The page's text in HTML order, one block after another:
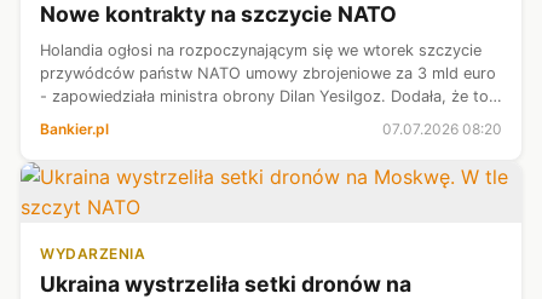
Nowe kontrakty na szczycie NATO
Holandia ogłosi na rozpoczynającym się we wtorek szczycie
przywódców państw NATO umowy zbrojeniowe za 3 mld euro
- zapowiedziała ministra obrony Dilan Yesilgoz. Dodała, że to
m.in. realizowane we współpracy z Belgią, kontrakty na obronę
powietrzną i ...
Bankier.pl 07.07.2026 08:20
WYDARZENIA
Ukraina wystrzeliła setki dronów na